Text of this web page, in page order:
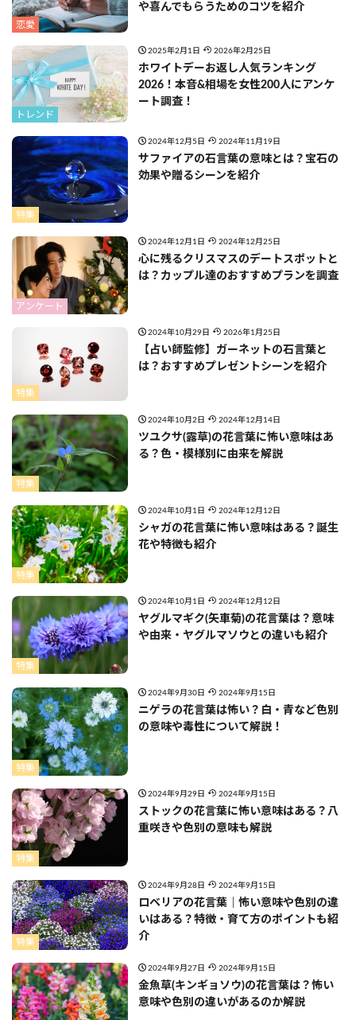
恋愛
や喜んでもらうためのコツを紹介
トレンド
2025年2月1日 2026年2月25日
ホワイトデーお返し人気ランキング
2026！本音&相場を女性200人にアンケ
ート調査！
特集
2024年12月5日 2024年11月19日
サファイアの石言葉の意味とは？宝石の
効果や贈るシーンを紹介
アンケート
2024年12月1日 2024年12月25日
心に残るクリスマスのデートスポットと
は？カップル達のおすすめプランを調査
特集
2024年10月29日 2026年1月25日
【占い師監修】ガーネットの石言葉と
は？おすすめプレゼントシーンを紹介
特集
2024年10月2日 2024年12月14日
ツユクサ(露草)の花言葉に怖い意味はあ
る？色・模様別に由来を解説
特集
2024年10月1日 2024年12月12日
シャガの花言葉に怖い意味はある？誕生
花や特徴も紹介
特集
2024年10月1日 2024年12月12日
ヤグルマギク(矢車菊)の花言葉は？意味
や由来・ヤグルマソウとの違いも紹介
特集
2024年9月30日 2024年9月15日
ニゲラの花言葉は怖い？白・青など色別
の意味や毒性について解説！
特集
2024年9月29日 2024年9月15日
ストックの花言葉に怖い意味はある？八
重咲きや色別の意味も解説
特集
2024年9月28日 2024年9月15日
ロベリアの花言葉｜怖い意味や色別の違
いはある？特徴・育て方のポイントも紹
介
2024年9月27日 2024年9月15日
金魚草(キンギョソウ)の花言葉は？怖い
意味や色別の違いがあるのか解説